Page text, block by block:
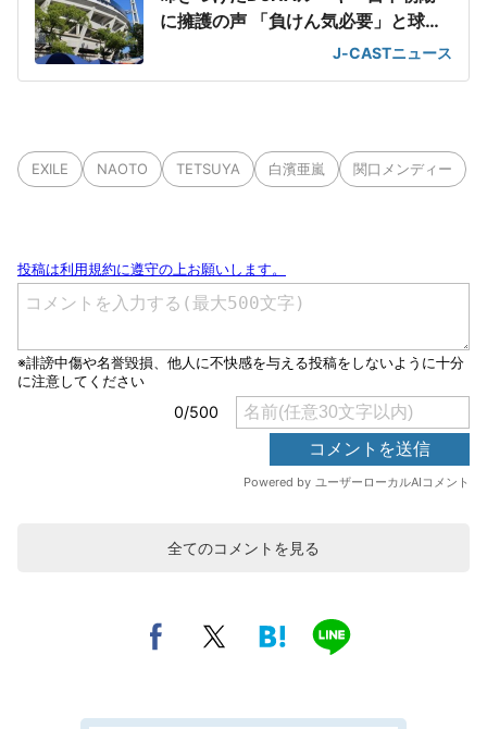
に擁護の声 「負けん気必要」と球団
J-CASTニュース
EXILE NAOTO TETSUYA 白濱亜嵐 関口メンディー
全てのコメントを見る